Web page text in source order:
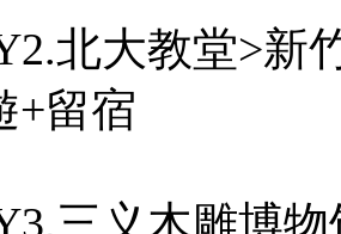
北大教堂>新
+留宿
三义木雕博